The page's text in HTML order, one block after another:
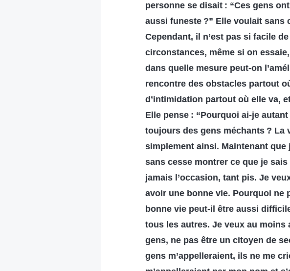
personne se disait : “Ces gens
aussi funeste ?” Elle voulait sans
Cependant, il n’est pas si facile
circonstances, même si on
dans quelle mesure peut-on
rencontre des obstacles partout
d’intimidation partout où elle va,
Elle pense : “Pourquoi ai-je
toujours des gens méchants ? La
simplement ainsi. Maintenant
sans cesse montrer ce que je sais
jamais l’occasion, tant pis. Je
avoir une bonne vie. Pourquoi ne
bonne vie peut-il être aussi
tous les autres. Je veux au moins
gens, ne pas être un citoyen de
gens m’appelleraient, ils ne me